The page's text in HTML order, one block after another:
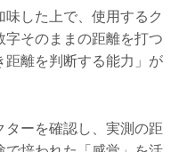
した上で、使用するク
そのままの距離を打つ
距離を判断する能力」が
ーを確認し、実測の距